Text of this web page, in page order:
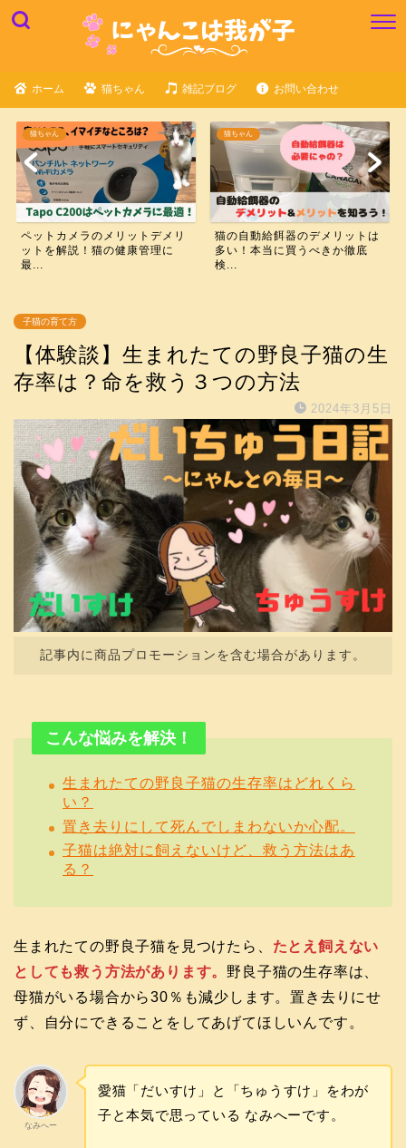
ホーム 猫ちゃん 雑記ブログ お問い合わせ
猫ちゃん
ペットカメラのメリットデメリ
ットを解説！猫の健康管理に
最...
猫ちゃん
猫の自動給餌器のデメリットは
多い！本当に買うべきか徹底
検...
子猫の育て方
【体験談】生まれたての野良子猫の生
存率は？命を救う３つの方法
2024年3月5日
記事内に商品プロモーションを含む場合があります。
こんな悩みを解決！
生まれたての野良子猫の生存率はどれくら
い？
置き去りにして死んでしまわないか心配。
子猫は絶対に飼えないけど、救う方法はあ
る？
生まれたての野良子猫を見つけたら、 たとえ飼えない
としても救う方法があります。 野良子猫の生存率は、
母猫がいる場合から30％も減少します。置き去りにせ
ず、自分にできることをしてあげてほしいんです。
なみへー
愛猫「だいすけ」と「ちゅうすけ」をわが
子と本気で思っている なみへーです。